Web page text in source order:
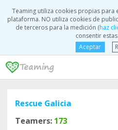
Teaming utiliza cookies propias
plataforma. NO utiliza cookies de
de terceros para la medición (haz
consentir
Aceptar
Rescue Galicia
Teamers: 173